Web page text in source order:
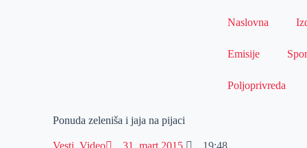
Naslovna
Emisije
Poljoprivreda
Ponuda zeleniša i jaja na pijaci
Vesti,Video 31. mart 2015. 19:48